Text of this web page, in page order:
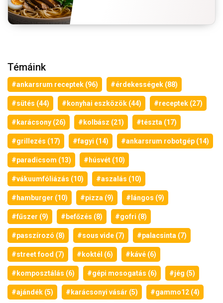
Témáink
#ankarsrum receptek (96) #érdekességek (88)
#sütés (44) #konyhai eszközök (44) #receptek (27)
#karácsony (26) #kolbász (21) #tészta (17)
#grillezés (17) #fagyi (14) #ankarsrum robotgép (14)
#paradicsom (13) #húsvét (10)
#vákuumfóliázás (10) #aszalás (10)
#hamburger (10) #pizza (9) #lángos (9)
#fűszer (9) #befőzés (8) #gofri (8)
#passzírozó (8) #sous vide (7) #palacsinta (7)
#street food (7) #koktél (6) #kávé (6)
#komposztálás (6) #gépi mosogatás (6) #jég (5)
#ajándék (5) #karácsonyi vásár (5) #gammo12 (4)